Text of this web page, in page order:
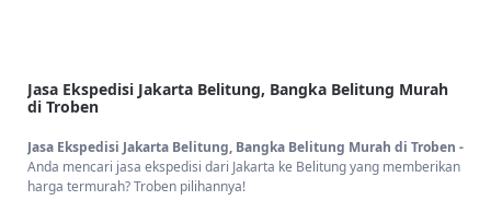
Jasa Ekspedisi Jakarta Belitung, Bangka Belitung Murah
di Troben
Jasa Ekspedisi Jakarta Belitung, Bangka Belitung Murah di Troben -
Anda mencari jasa ekspedisi dari Jakarta ke Belitung yang memberikan
harga termurah? Troben pilihannya!